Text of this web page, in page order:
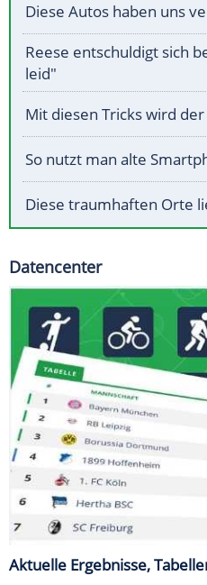
Diese Autos haben uns
Reese entschuldigt sich
leid"
Mit diesen Tricks wird
So nutzt man alte
Diese traumhaften Orte
Datencenter
Aktuelle Ergebnisse,